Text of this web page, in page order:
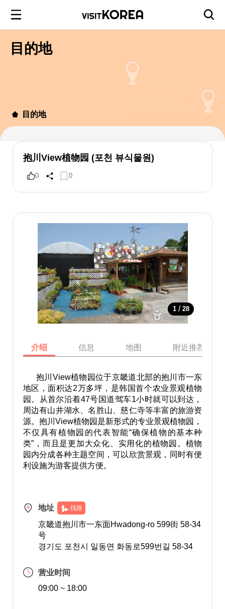
目的地
目的地
抱川View植物园 (포천 뷰식물원)
0 0
1 / 28
介绍 信息 地图 附近推荐景点
抱川View植物园位于京畿道北部的抱川市一东
地区，面积达2万多坪，是韩国首个农业景观植物
园。从首尔沿着47号国道驾车1小时就可以到达，
周边有山井湖水、名胜山、慈仁寺等丰富的旅游资
源。抱川View植物园是新形式的专业景观植物园，
不仅具有植物园的代表智能“确保植物的基本种
类”，而且是更加大众化、实用化的植物园。植物
园内分成各种主题空间，可以欣赏景观，同时有便
利设施为游客提供方便。
地址 找路
京畿道抱川市一东面Hwadong-ro 599街 58-34
号
경기도 포천시 일동면 화동로599번길 58-34
营业时间
09:00 ~ 18:00